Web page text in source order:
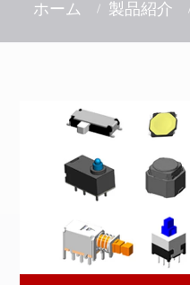
ホーム 製品紹介